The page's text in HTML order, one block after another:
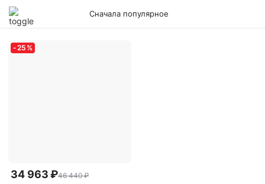
Сначала популярное
-25 %
34 963 ₽46 440 ₽